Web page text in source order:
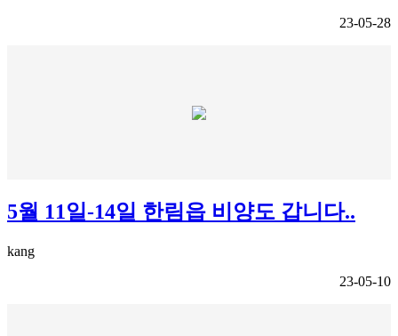
23-05-28
5월 11일-14일 한림읍 비양도 갑니다..
kang
23-05-10